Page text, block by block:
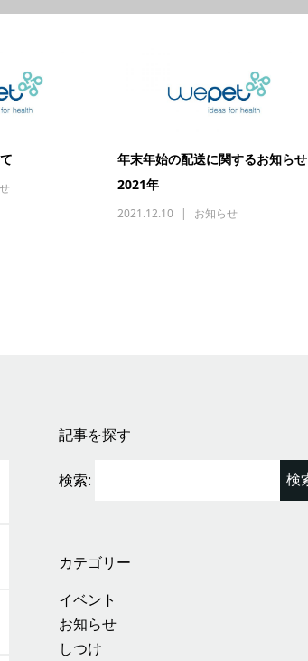
年末年始の配送に関するお知らせ
2021年
2021.12.10 お知らせ
記事を探す
検索:
カテゴリー
イベント
お知らせ
しつけ